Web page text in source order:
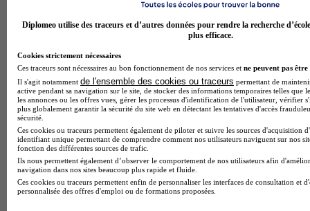
En présentiel
Prépa - Classe préparatoire mathématiques-
physique (MP), 2e année
Classe preparatoire mathematiques-physique (mp), 2e
anneeau lycee philibert dessaignes, la 2e annee de classe
preparatoire mp approfondit les bases scientifiques acquises
en premiere annee pour preparer les etudiants aux concours
des grandes ecoles d'ingenieurs. le programme couvre 12
heures de mathematiques (analyse et algebre avancees), 8
heures de sciences physiques avec travaux pratiques
(mecanique, electromagnetisme, thermodynamique, optique),
et 2 heures de sciences de l'ingenieur. enrichie d'informatique,
Diplomeo utilise des traceurs et d’autres données pour rendre la recherche
plus efficace.
Cookies strictement nécessaires
Ces traceurs sont nécessaires au bon fonctionnement de nos services et ne peuvent pas être
Il s'agit notamment de l'ensemble des cookies ou traceurs permettant de
active pendant sa navigation sur le site, de stocker des informations temporaires telles que
les annonces ou les offres vues, gérer les processus d'identification de l'utilisateur, vérifier
plus globalement garantir la sécurité du site web en détectant les tentatives d'accès
sécurité.
Ces cookies ou traceurs permettent également de piloter et suivre les sources d'acquisition
identifiant unique permettant de comprendre comment nos utilisateurs naviguent sur nos
fonction des différentes sources de trafic.
Ils nous permettent également d’observer le comportement de nos utilisateurs afin
navigation dans nos sites beaucoup plus rapide et fluide.
Ces cookies ou traceurs permettent enfin de personnaliser les interfaces de consultation et
personnalisée des offres d'emploi ou de formations proposées.